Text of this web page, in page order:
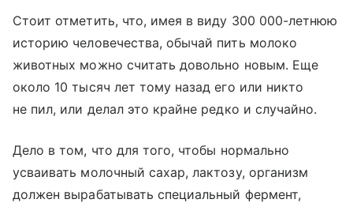
Стоит отметить, что, имея в виду 300 000-летнюю
историю человечества, обычай пить молоко
животных можно считать довольно новым. Еще
около 10 тысяч лет тому назад его или никто
не пил, или делал это крайне редко и случайно.
Дело в том, что для того, чтобы нормально
усваивать молочный сахар, лактозу, организм
должен вырабатывать специальный фермент,